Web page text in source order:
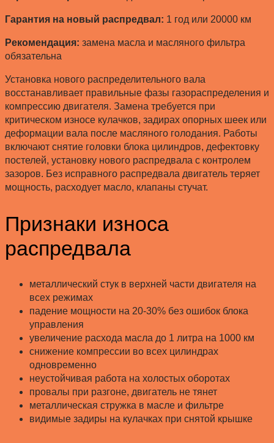
Гарантия на новый распредвал: 1 год или 20000 км
Рекомендация: замена масла и масляного фильтра
обязательна
Установка нового распределительного вала
восстанавливает правильные фазы газораспределения и
компрессию двигателя. Замена требуется при
критическом износе кулачков, задирах опорных шеек или
деформации вала после масляного голодания. Работы
включают снятие головки блока цилиндров, дефектовку
постелей, установку нового распредвала с контролем
зазоров. Без исправного распредвала двигатель теряет
мощность, расходует масло, клапаны стучат.
Признаки износа
распредвала
металлический стук в верхней части двигателя на
всех режимах
падение мощности на 20-30% без ошибок блока
управления
увеличение расхода масла до 1 литра на 1000 км
снижение компрессии во всех цилиндрах
одновременно
неустойчивая работа на холостых оборотах
провалы при разгоне, двигатель не тянет
металлическая стружка в масле и фильтре
видимые задиры на кулачках при снятой крышке